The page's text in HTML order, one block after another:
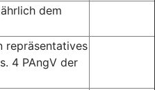
dem
repräsentatives
4 PAngV der